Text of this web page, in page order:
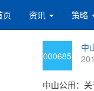
页 资讯 策略
000685
中
中山公用：